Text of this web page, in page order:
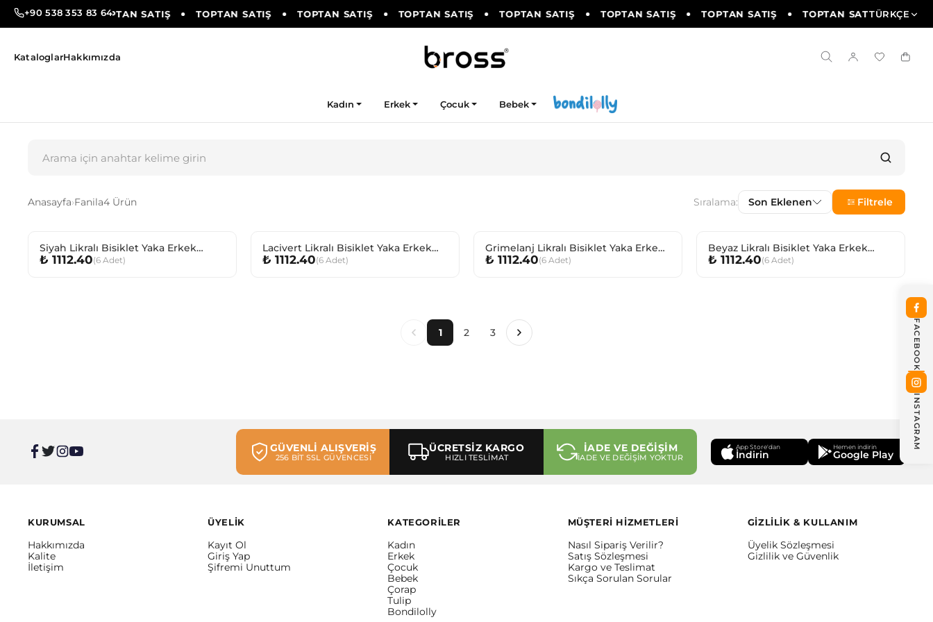
+90 538 353 83 64
SATIŞ TOPTAN SATIŞ TOPTAN SATIŞ TOPTAN SATIŞ TOPTAN SATIŞ TOPTAN SATIŞ TOPTAN SATIŞ TOPTAN SATIŞ TOPTAN SATIŞTÜRKÇE
KataloglarHakkımızda
Kadın Erkek Çocuk Bebek
Anasayfa›Fanila4 Ürün Sıralama: Son Eklenen Filtrele
Siyah Likralı Bisiklet Yaka Erkek
Çocuk Fanila
₺ 1112.40(6 Adet)
Lacivert Likralı Bisiklet Yaka Erkek
Çocuk Fanila
₺ 1112.40(6 Adet)
Grimelanj Likralı Bisiklet Yaka Erkek
Çocuk Fanila
₺ 1112.40(6 Adet)
Beyaz Likralı Bisiklet Yaka Erkek
Çocuk Fanila
₺ 1112.40(6 Adet)
1 2 3
GÜVENLİ ALIŞVERİŞ
256 BİT SSL GÜVENCESİ
ÜCRETSİZ KARGO
HIZLI TESLİMAT
İADE VE DEĞİŞİM
İADE VE DEĞİŞİM YOKTUR
App Store'dan
İndirin
Hemen indirin
Google Play
KURUMSAL
Hakkımızda
Kalite
İletişim
ÜYELİK
Kayıt Ol
Giriş Yap
Şifremi Unuttum
KATEGORİLER
Kadın
Erkek
Çocuk
Bebek
Çorap
Tulip
Bondilolly
MÜŞTERİ HİZMETLERİ
Nasıl Sipariş Verilir?
Satış Sözleşmesi
Kargo ve Teslimat
Sıkça Sorulan Sorular
GİZLİLİK & KULLANIM
Üyelik Sözleşmesi
Gizlilik ve Güvenlik
FACEBOOK
INSTAGRAM